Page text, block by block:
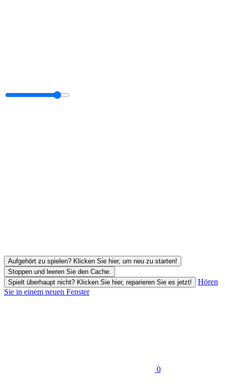
Aufgehört zu spielen? Klicken Sie hier, um neu zu starten!
Stoppen und leeren Sie den Cache.
Spielt überhaupt nicht? Klicken Sie hier, reparieren Sie es jetzt!
Hören
Sie in einem neuen Fenster
0